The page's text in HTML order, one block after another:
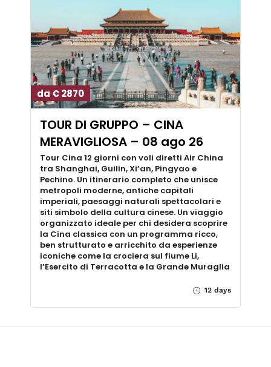
da € 2870
TOUR DI GRUPPO – CINA
MERAVIGLIOSA – 08 ago 26
Tour Cina 12 giorni con voli diretti Air China
tra Shanghai, Guilin, Xi’an, Pingyao e
Pechino. Un itinerario completo che unisce
metropoli moderne, antiche capitali
imperiali, paesaggi naturali spettacolari e
siti simbolo della cultura cinese. Un viaggio
organizzato ideale per chi desidera scoprire
la Cina classica con un programma ricco,
ben strutturato e arricchito da esperienze
iconiche come la crociera sul fiume Li,
l’Esercito di Terracotta e la Grande Muraglia
12 days